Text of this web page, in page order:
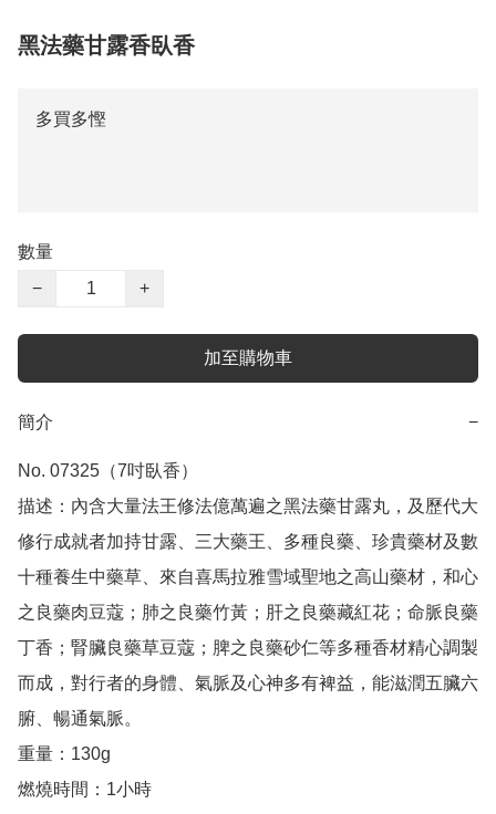
黑法藥甘露香臥香
多買多慳
數量
−
+
加至購物車
簡介 −
No. 07325（7吋臥香）
描述：內含大量法王修法億萬遍之黑法藥甘露丸，及歷代大
修行成就者加持甘露、三大藥王、多種良藥、珍貴藥材及數
十種養生中藥草、來自喜馬拉雅雪域聖地之高山藥材，和心
之良藥肉豆蔻；肺之良藥竹黃；肝之良藥藏紅花；命脈良藥
丁香；腎臟良藥草豆蔻；脾之良藥砂仁等多種香材精心調製
而成，對行者的身體、氣脈及心神多有裨益，能滋潤五臟六
腑、暢通氣脈。
重量：130g
燃燒時間：1小時